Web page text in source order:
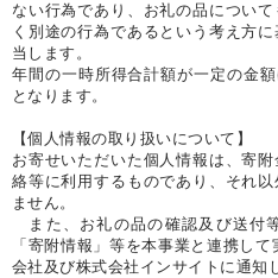
ない行為であり、お礼の品につい
く別途の行為であるという考え方
当します。
年間の一時所得合計額が一定の金
となります。
【個人情報の取り扱いについて】
お寄せいただいた個人情報は、寄
絡等に利用するものであり、それ
ません。
また、お礼の品の確認及び送付
「寄附情報」等を本事業と連携し
会社及び株式会社インサイトに通知